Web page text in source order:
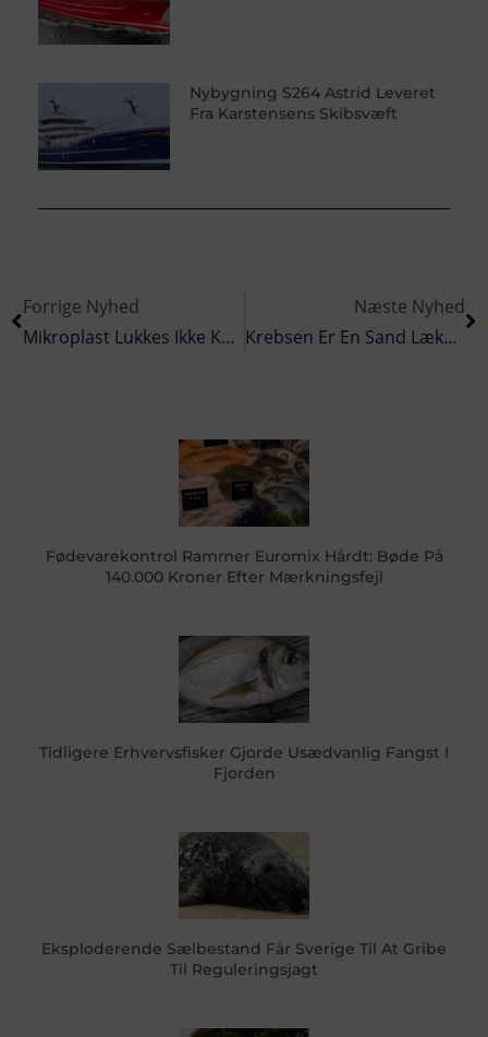
Nybygning S264 Astrid Leveret
Fra Karstensens Skibsvæft
Forrige Nyhed
Mikroplast Lukkes Ikke Kun Ud Med Overfladevandet – Vinden Gør Også Sin Del
Næste Nyhed
Krebsen Er En Sand Lækkerbidsken I August Og September Måned
Fødevarekontrol Rammer Euromix Hårdt: Bøde På
140.000 Kroner Efter Mærkningsfejl
Tidligere Erhvervsfisker Gjorde Usædvanlig Fangst I
Fjorden
Eksploderende Sælbestand Får Sverige Til At Gribe
Til Reguleringsjagt